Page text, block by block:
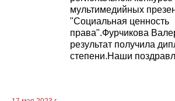
мультимедийных
"Социальная ценность
права".Фурчикова
результат получила
степени.Наши